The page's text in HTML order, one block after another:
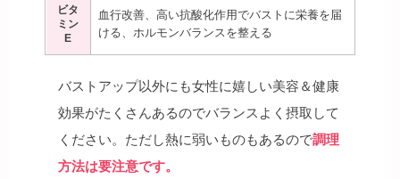
ビタ
ミン
E
血行改善、高い抗酸化作用でバストに栄養を届
ける、ホルモンバランスを整える
バストアップ以外にも女性に嬉しい美容＆健康
効果がたくさんあるのでバランスよく摂取して
ください。ただし熱に弱いものもあるので調理
方法は要注意です。